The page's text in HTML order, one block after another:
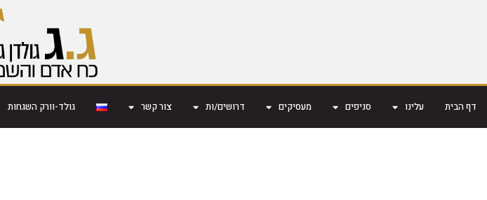
דף הבית עלינו סניפים מעסיקים דרושים/ות צור קשר גולד-וורק השגחות